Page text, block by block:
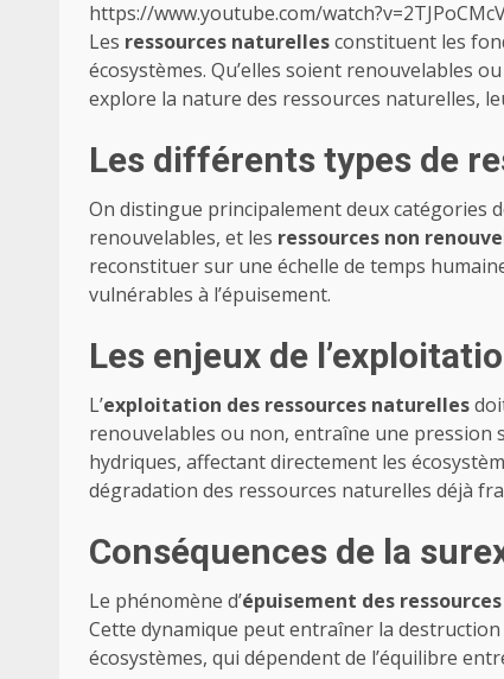
https://www.youtube.com/
Les ressources naturellesconstituent les
écosystèmes. Qu’elles soient renouvelables
explore la nature des ressources naturelles,
Les différents types de
On distingue principalement deux catégories
renouvelables, et les ressources non
reconstituer sur une échelle de temps
vulnérables à l’épuisement.
Les enjeux de
L’exploitation des ressources naturelles
renouvelables ou non, entraîne une pression
hydriques, affectant directement les
dégradation des ressources naturelles déjà
Conséquences de la
Le phénomène d’épuisement des
Cette dynamique peut entraîner la
écosystèmes, qui dépendent de l’équilibre